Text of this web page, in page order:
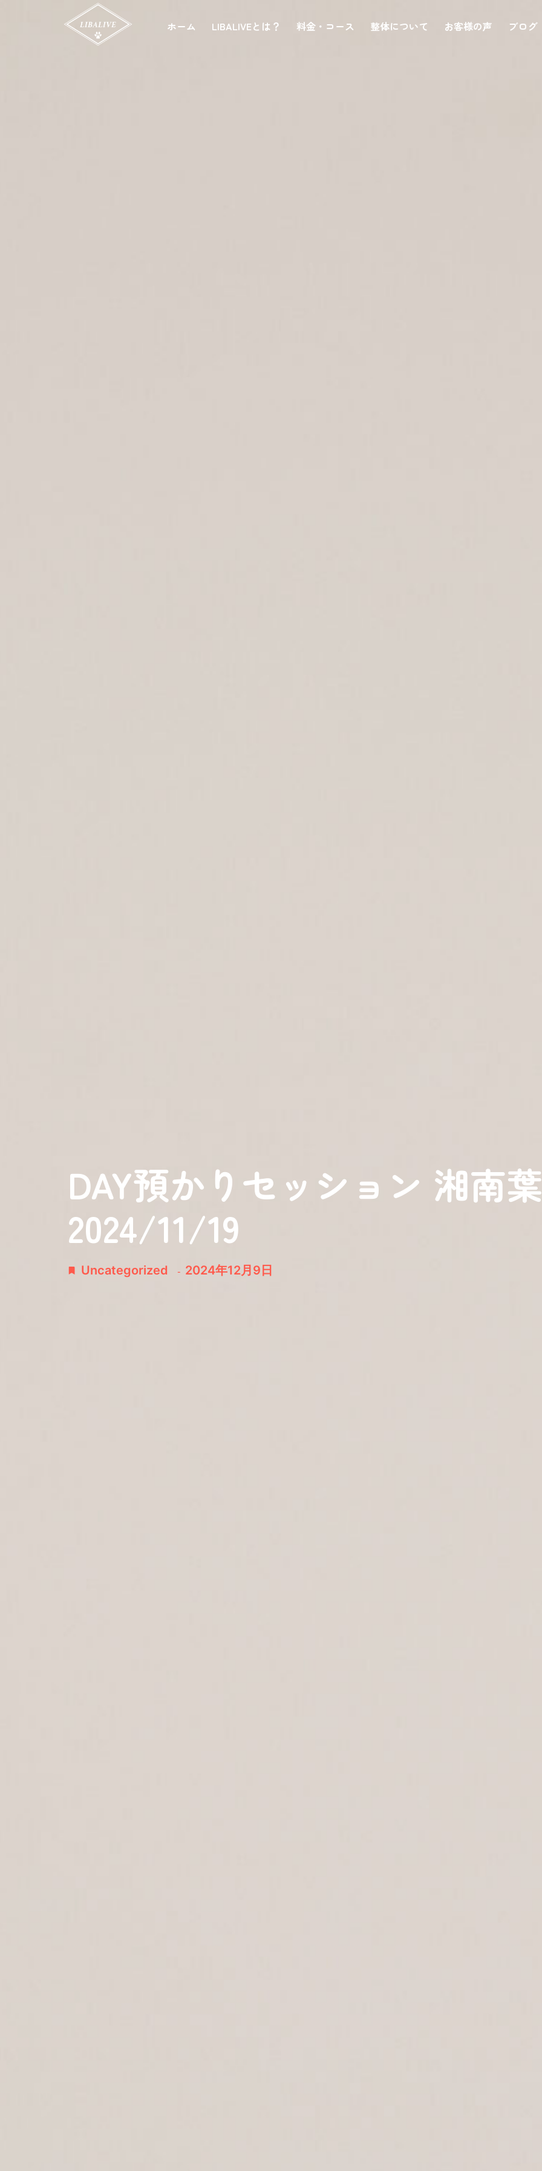
ホーム LIBALIVEとは？ 料金・コース 整体について お客様の声 ブログ
DAY預かりセッション 湘南
2024/11/19
Uncategorized - 2024年12月9日